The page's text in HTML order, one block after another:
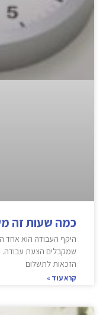
כמה שעות זה
היקף העבודה הוא אחד
שמקבלים הצעת
הזכאות לתשלום
קרא עוד »